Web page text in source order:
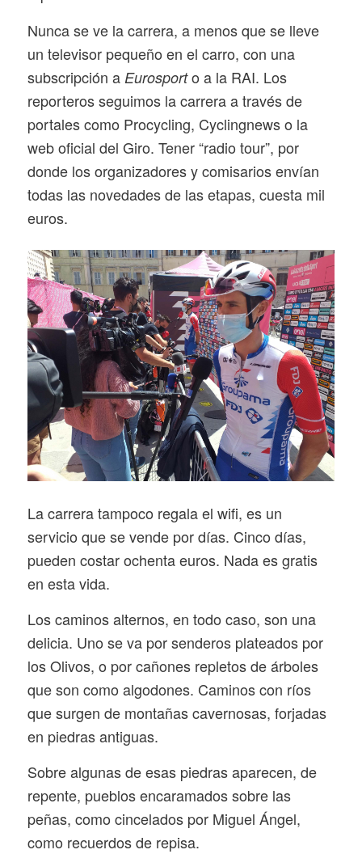
Nunca se ve la carrera, a menos que se lleve
un televisor pequeño en el carro, con una
subscripción a Eurosporto a la RAI. Los
reporteros seguimos la carrera a través de
portales como Procycling, Cyclingnews o la
web oficial del Giro. Tener “radio tour”, por
donde los organizadores y comisarios envían
todas las novedades de las etapas, cuesta mil
euros.
La carrera tampoco regala el wifi, es un
servicio que se vende por días. Cinco días,
pueden costar ochenta euros. Nada es gratis
en esta vida.
Los caminos alternos, en todo caso, son una
delicia. Uno se va por senderos plateados por
los Olivos, o por cañones repletos de árboles
que son como algodones. Caminos con ríos
que surgen de montañas cavernosas, forjadas
en piedras antiguas.
Sobre algunas de esas piedras aparecen, de
repente, pueblos encaramados sobre las
peñas, como cincelados por Miguel Ángel,
como recuerdos de repisa.